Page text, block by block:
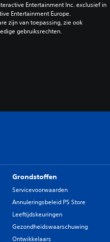
Entertainment Inc. exclusief in
Entertainment Europe.
zijn van toepassing, zie ook
gebruiksrechten.
Grondstoffen
Servicevoorwaarden
Annuleringsbeleid PS Store
Leeftijdskeuringen
Gezondheidswaarschuwing
Ontwikkelaars